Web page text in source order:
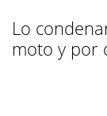
Lo
moto y por